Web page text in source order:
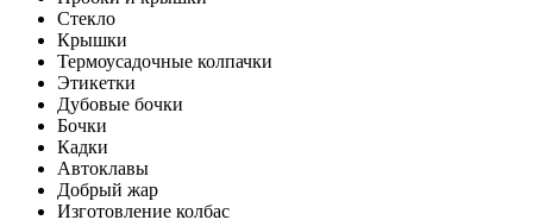
Стекло
Крышки
Термоусадочные колпачки
Этикетки
Дубовые бочки
Бочки
Кадки
Автоклавы
Добрый жар
Изготовление колбас